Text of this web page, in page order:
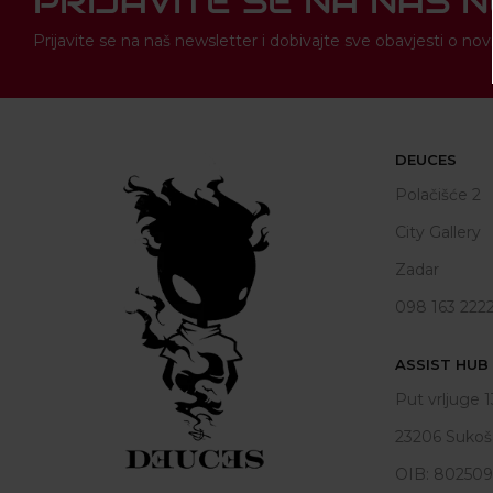
Prijavite se na naš newsletter i dobivajte sve obavjesti o
DEUCES
Polačišće 2
City Gallery
Zadar
098 163 2222
ASSIST
Put vrljuge
23206
OIB: